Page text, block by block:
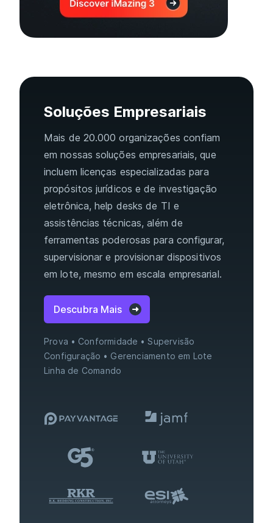
Soluções Empresariais
Mais de 20.000 organizações confiam
em nossas soluções empresariais, que
incluem licenças especializadas para
propósitos jurídicos e de investigação
eletrônica, help desks de TI e
assistências técnicas, além de
ferramentas poderosas para configurar,
supervisionar e provisionar dispositivos
em lote, mesmo em escala empresarial.
Descubra Mais
Prova Conformidade
Supervisão
Configuração
Gerenciamento em Lote
Linha de Comando